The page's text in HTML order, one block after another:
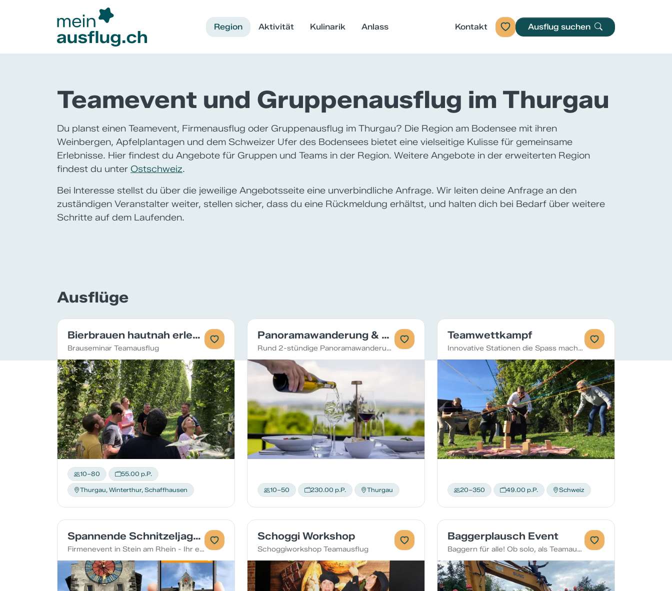
Region Aktivität Kulinarik Anlass Kontakt Ausflug suchen
Teamevent und Gruppenausflug im Thurgau
Du planst einen Teamevent, Firmenausflug oder Gruppenausflug im Thurgau? Die Region am Bodensee mit ihren
Weinbergen, Apfelplantagen und dem Schweizer Ufer des Bodensees bietet eine vielseitige Kulisse für gemeinsame
Erlebnisse. Hier findest du Angebote für Gruppen und Teams in der Region. Weitere Angebote in der erweiterten Region
findest du unter Ostschweiz.
Bei Interesse stellst du über die jeweilige Angebotsseite eine unverbindliche Anfrage. Wir leiten deine Anfrage an den
zuständigen Veranstalter weiter, stellen sicher, dass du eine Rückmeldung erhältst, und halten dich bei Bedarf über weitere
Schritte auf dem Laufenden.
Ausflüge
Bierbrauen hautnah erleben
Brauseminar Teamausflug
10–80 55.00 p.P.
Thurgau, Winterthur, Schaffhausen
Panoramawanderung & Weinabend auf dem Lilienberg
Rund 2-stündige Panoramawanderung mit Blick auf Bodensee und Insel Reichenau, danach Apéro und Abendessen mit Weinbegleitung auf dem Lilienberg – ideal für Firmen und Gruppen, die Natur und Genuss verbinden möchten
10–50 230.00 p.P. Thurgau
Teamwettkampf
Innovative Stationen die Spass machen!
20–350 49.00 p.P. Schweiz
Spannende Schnitzeljagd im Team in Stein am Rhein
Firmenevent in Stein am Rhein - Ihr erkundet die Gemeinde zu Fuss und stärkt gleichzeitig eure Teamkompetenzen. Löst verschiedene Arten von Aufgaben und sammelt Punkte für euer Team.
Schoggi Workshop
Schoggiworkshop Teamausflug
Baggerplausch Event
Baggern für alle! Ob solo, als Teamausflug oder Polteri